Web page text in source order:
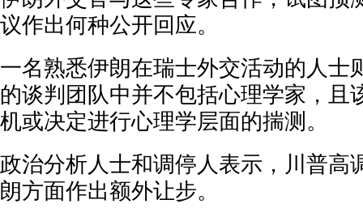
议作出何种公开回应。
一名熟悉伊朗在瑞士外交活动的人士
的谈判团队中并不包括心理学家，且
机或决定进行心理学层面的揣测。
政治分析人士和调停人表示，川普高
朗方面作出额外让步。